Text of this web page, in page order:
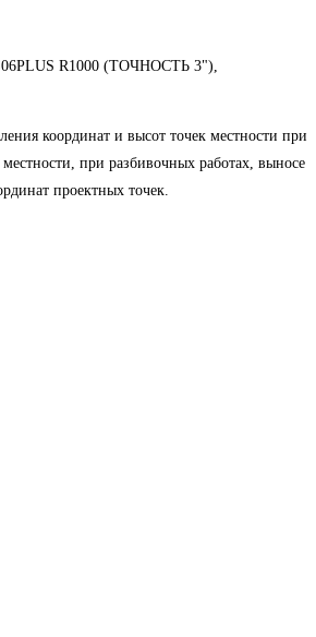
R1000 (ТОЧНОСТЬ 3"),
координат и высот точек местности при
при разбивочных работах, выносе
проектных точек.